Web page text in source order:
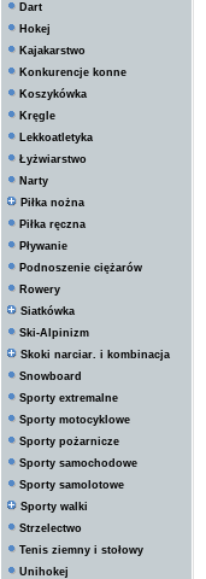
Dart
Hokej
Kajakarstwo
Konkurencje konne
Koszykówka
Kręgle
Lekkoatletyka
Łyżwiarstwo
Narty
Piłka nożna
Piłka ręczna
Pływanie
Podnoszenie ciężarów
Rowery
Siatkówka
Ski-Alpinizm
Skoki narciar. i kombinacja
Snowboard
Sporty extremalne
Sporty motocyklowe
Sporty pożarnicze
Sporty samochodowe
Sporty samolotowe
Sporty walki
Strzelectwo
Tenis ziemny i stołowy
Unihokej